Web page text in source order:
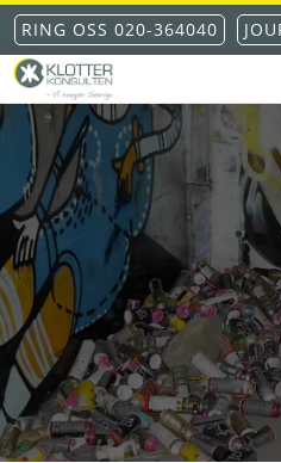
Hoppa
till
huvudnavigering
Hoppa
till
huvudinnehåll
Hoppa
till
sidfot
RING OSS 020-364040
KLOTTERKONSULTEN
AKS®
Klottersanering
klotterskydd
-
klotterförsäkring